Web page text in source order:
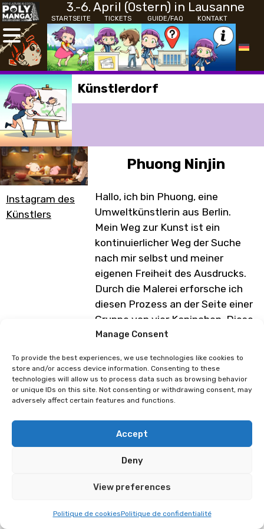
Manage Consent
To provide the best experiences, we use technologies like cookies to
store and/or access device information. Consenting to these
technologies will allow us to process data such as browsing behavior
or unique IDs on this site. Not consenting or withdrawing consent, may
adversely affect certain features and functions.
Accept
Deny
View preferences
Politique de cookiesPolitique de confidentialité
3.-6. April (Ostern) in Lausanne
STARTSEITE TICKETS GUIDE/FAQ KONTAKT
Künstlerdorf
Instagram des
Künstlers
Phuong Ninjin
Hallo, ich bin Phuong, eine
Umweltkünstlerin aus Berlin.
Mein Weg zur Kunst ist ein
kontinuierlicher Weg der Suche
nach mir selbst und meiner
eigenen Freiheit des Ausdrucks.
Durch die Malerei erforsche ich
diesen Prozess an der Seite einer
Gruppe von vier Kaninchen. Diese
Kaninchen können als meine
Teile von mir selbst gesehen
werden – Begleiter auf der
ständigen Suche nach Komfort
Änderungen
Lemonjuiceday Pr. Kipik